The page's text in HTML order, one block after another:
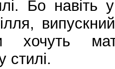
Бо навіть
хочуть
стилі.